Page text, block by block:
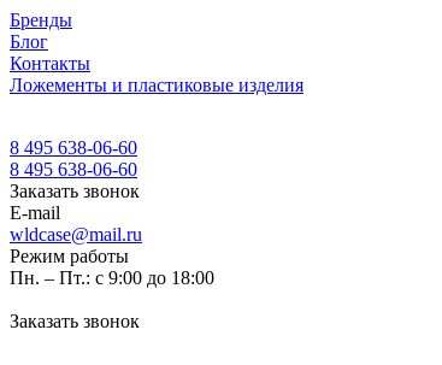
Бренды
Блог
Контакты
Ложементы и пластиковые изделия
8 495 638-06-60
8 495 638-06-60
Заказать звонок
E-mail
wldcase@mail.ru
Режим работы
Пн. – Пт.: с 9:00 до 18:00
Заказать звонок